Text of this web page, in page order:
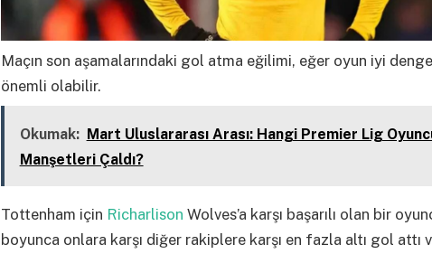
Maçın son aşamalarındaki gol atma eğilimi, eğer oyun iyi
önemli olabilir.
Okumak: Mart Uluslararası Arası: Hangi Premier Lig
Manşetleri Çaldı?
Tottenham için Richarlison Wolves’a karşı başarılı olan bir
boyunca onlara karşı diğer rakiplere karşı en fazla altı gol attı